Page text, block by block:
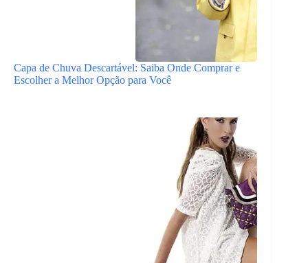
Capa de Chuva Descartável: Saiba Onde Comprar e
Escolher a Melhor Opção para Você